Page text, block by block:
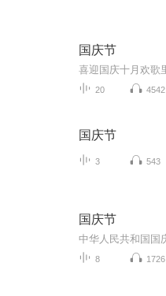
国庆节
20 4542
国庆节
3 543
国庆节
8 1726